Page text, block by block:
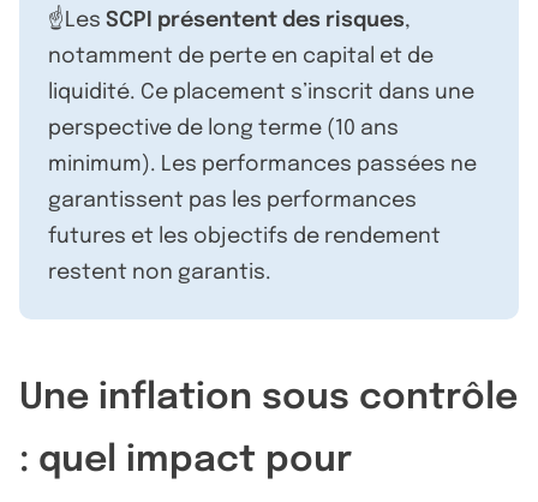
☝️Les SCPI présentent des risques,
notamment de perte en capital et de
liquidité. Ce placement s’inscrit dans une
perspective de long terme (10 ans
minimum). Les performances passées ne
garantissent pas les performances
futures et les objectifs de rendement
restent non garantis.
Une inflation sous contrôle
: quel impact pour